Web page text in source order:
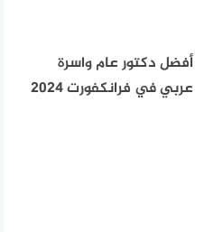
أفضل دكتور عام واسرة
عربي في فرانكفورت 2024